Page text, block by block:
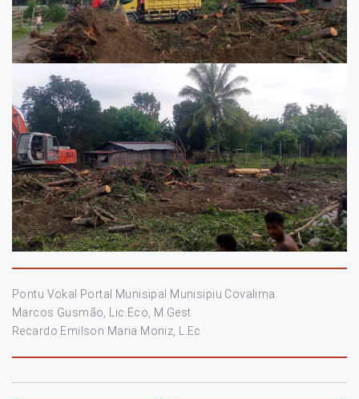
Pontu Vokal Portal Munisipal Munisipiu Covalima:
Marcos Gusmão, Lic.Eco, M.Gest
Recardo Emilson Maria Moniz, L.Ec